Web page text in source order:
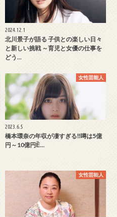
2024.12.1
北川景子が語る 子供との楽しい日々
と新しい挑戦 ～育児と女優の仕事を
どう…
女性芸能人
2023.6.5
橋本環奈の年収が凄すぎる‼噂は5億
円～10億円Ȅ…
女性芸能人